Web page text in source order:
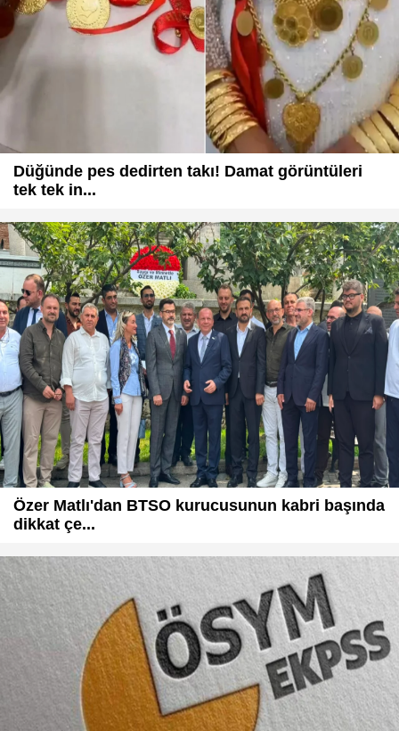
Düğünde pes dedirten takı! Damat görüntüleri
tek tek in...
Özer Matlı'dan BTSO kurucusunun kabri başında
dikkat çe...